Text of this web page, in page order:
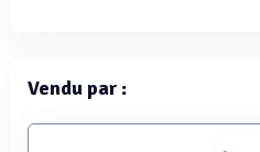
Vendu par :